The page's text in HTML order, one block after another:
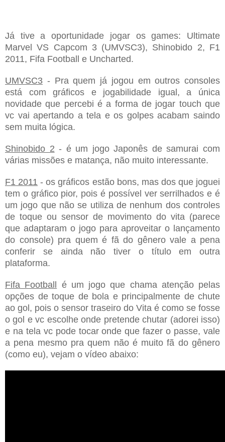
Já tive a oportunidade jogar os games: Ultimate
Marvel VS Capcom 3 (UMVSC3), Shinobido 2, F1
2011, Fifa Football e Uncharted.
UMVSC3 - Pra quem já jogou em outros consoles
está com gráficos e jogabilidade igual, a única
novidade que percebi é a forma de jogar touch que
vc vai apertando a tela e os golpes acabam saindo
sem muita lógica.
Shinobido 2 - é um jogo Japonês de samurai com
várias missões e matança, não muito interessante.
F1 2011 - os gráficos estão bons, mas dos que joguei
tem o gráfico pior, pois é possível ver serrilhados e é
um jogo que não se utiliza de nenhum dos controles
de toque ou sensor de movimento do vita (parece
que adaptaram o jogo para aproveitar o lançamento
do console) pra quem é fã do gênero vale a pena
conferir se ainda não tiver o título em outra
plataforma.
Fifa Football é um jogo que chama atenção pelas
opções de toque de bola e principalmente de chute
ao gol, pois o sensor traseiro do Vita é como se fosse
o gol e vc escolhe onde pretende chutar (adorei isso)
e na tela vc pode tocar onde que fazer o passe, vale
a pena mesmo pra quem não é muito fã do gênero
(como eu), vejam o vídeo abaixo: